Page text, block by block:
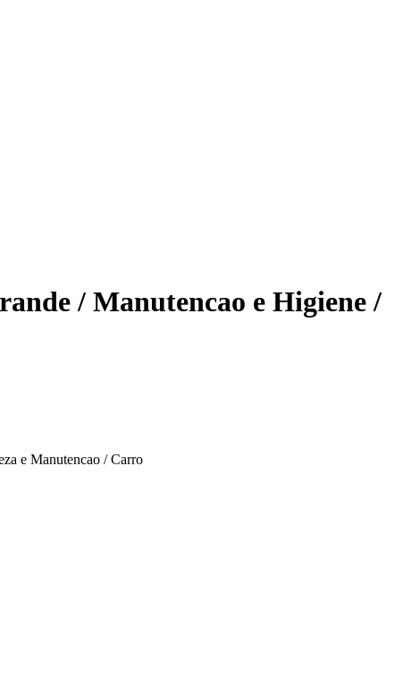
/ Manutencao e Higiene /
e Manutencao / Carro